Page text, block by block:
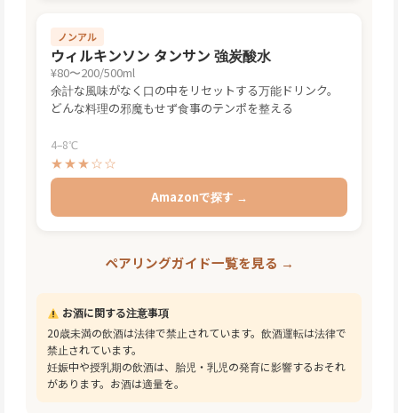
ノンアル
ウィルキンソン タンサン 強炭酸水
¥80〜200/500ml
余計な風味がなく口の中をリセットする万能ドリンク。
どんな料理の邪魔もせず食事のテンポを整える
4–8℃
★★★☆☆
Amazonで探す →
ペアリングガイド一覧を見る →
お酒に関する注意事項
20歳未満の飲酒は法律で禁止されています。飲酒運転は法律で
禁止されています。
妊娠中や授乳期の飲酒は、胎児・乳児の発育に影響するおそれ
があります。お酒は適量を。